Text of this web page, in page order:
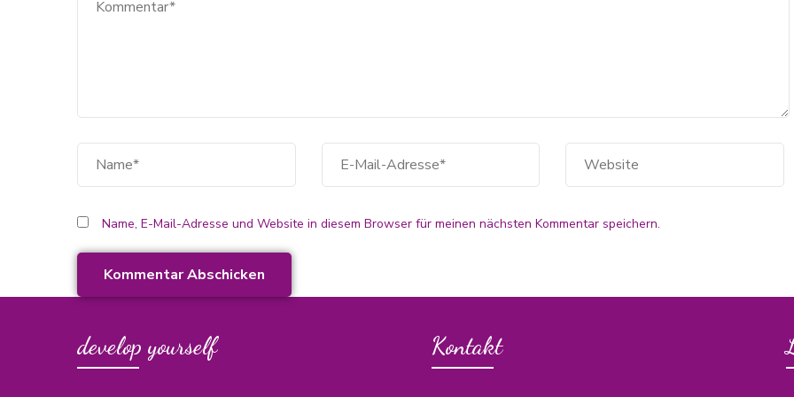
Name, E-Mail-Adresse und Website in diesem Browser für meinen nächsten Kommentar speichern.
develop yourself Kontakt